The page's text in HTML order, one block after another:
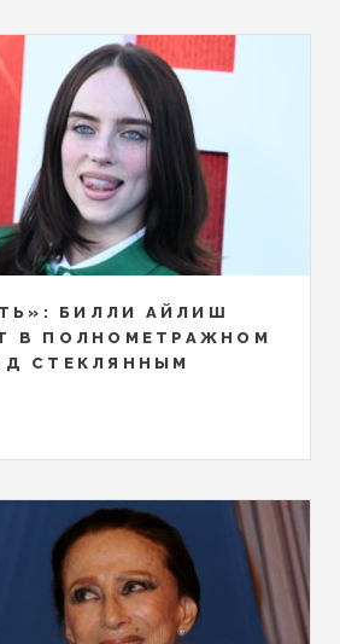
БИЛЛИ АЙЛИШ
В ПОЛНОМЕТРАЖНОМ
СТЕКЛЯННЫМ